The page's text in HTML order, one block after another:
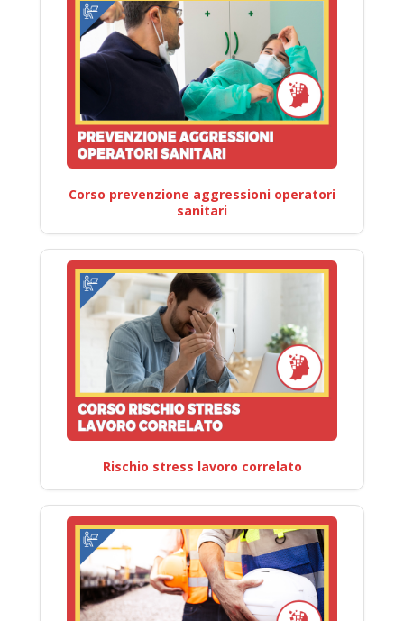
Corso prevenzione aggressioni operatori
sanitari
Rischio stress lavoro correlato